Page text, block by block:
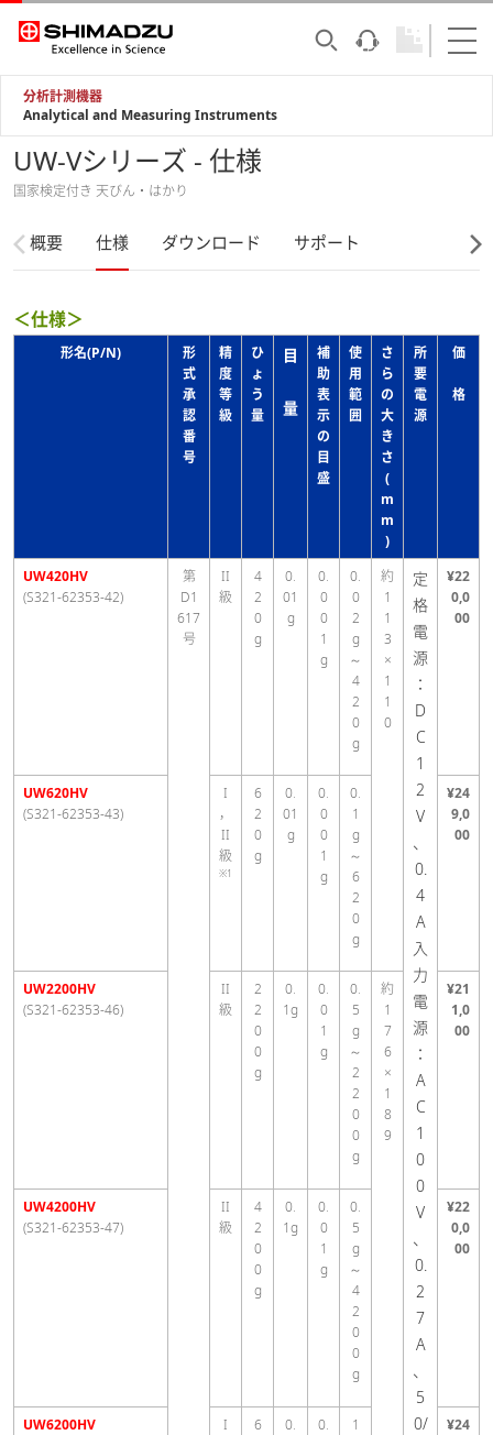
分析計測機器
Analytical and Measuring Instruments
UW-Vシリーズ - 仕様
国家検定付き 天びん・はかり
概要 仕様 ダウンロード サポート
＜仕様＞
形名(P/N)
形
式
承
認
番
号
精
度
等
級
ひ
ょ
う
量
目
量
補
助
表
示
の
目
盛
使
用
範
囲
さ
ら
の
大
き
さ
(
m
m
)
所
要
電
源
価
格
UW420HV
(S321-62353-42)
第
D1
617
号
II
級
4
2
0
g
0.
01
g
0.
0
0
1
g
0.
0
2
g
～
4
2
0
g
約
1
1
3
×
1
1
0
定
格
電
源
：
D
C
1
2
V
、
0.
4
A
入
力
電
源
：
A
C
1
0
0
V
、
0.
2
7
A
、
5
0/
¥22
0,0
00
UW620HV
(S321-62353-43)
I
，
II
級
※1
6
2
0
g
0.
01
g
0.
0
0
1
g
0.
1
g
～
6
2
0
g
¥24
9,0
00
UW2200HV
(S321-62353-46)
II
級
2
2
0
0
g
0.
1g
0.
0
1
g
0.
5
g
～
2
2
0
0
g
約
1
7
6
×
1
8
9
¥21
1,0
00
UW4200HV
(S321-62353-47)
II
級
4
2
0
0
g
0.
1g
0.
0
1
g
0.
5
g
～
4
2
0
0
g
¥22
0,0
00
UW6200HV
I
6
0.
0.
1
¥24